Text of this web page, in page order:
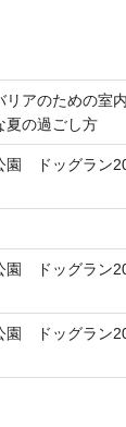
アのための室
夏の過ごし方
園 ドッグラン
園 ドッグラン
園 ドッグラン